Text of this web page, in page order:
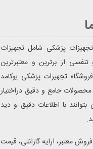
پزشکی شامل تجهیزات
از برترین و معتبرترین
تجهیزات پزشکی یوکامد
جامع و دقیق دراختیار
با اطلاعات دقیق و دید
معتبر، ارایه گارانتی، قیمت